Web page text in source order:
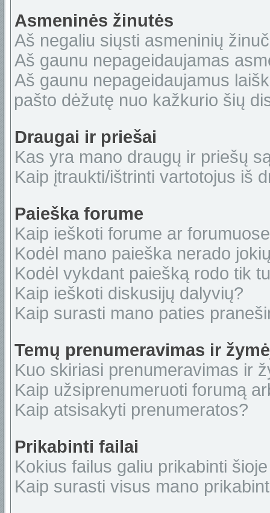
Asmeninės žinutės
Aš negaliu siųsti asmeninių
Aš gaunu nepageidaujamas
Aš gaunu nepageidaujamus
pašto dėžutę nuo kažkurio šių
Draugai ir priešai
Kas yra mano draugų ir priešų
Kaip įtraukti/ištrinti vartotojus iš
Paieška forume
Kaip ieškoti forume ar
Kodėl mano paieška nerado
Kodėl vykdant paiešką rodo tik
Kaip ieškoti diskusijų dalyvių?
Kaip surasti mano paties
Temų prenumeravimas ir
Kuo skiriasi prenumeravimas ir
Kaip užsiprenumeruoti forumą
Kaip atsisakyti prenumeratos?
Prikabinti failai
Kokius failus galiu prikabinti
Kaip surasti visus mano